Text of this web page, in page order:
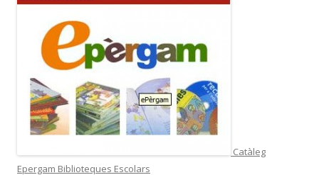
Catàleg
Epergam Biblioteques Escolars